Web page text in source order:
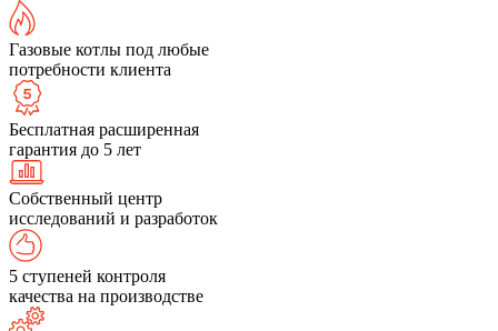
Газовые котлы под любые
потребности клиента
Бесплатная расширенная
гарантия до 5 лет
Собственный центр
исследований и разработок
5 ступеней контроля
качества на производстве